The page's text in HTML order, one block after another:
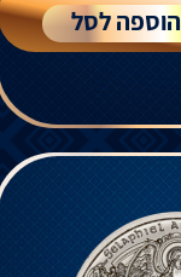
הוספה לסל